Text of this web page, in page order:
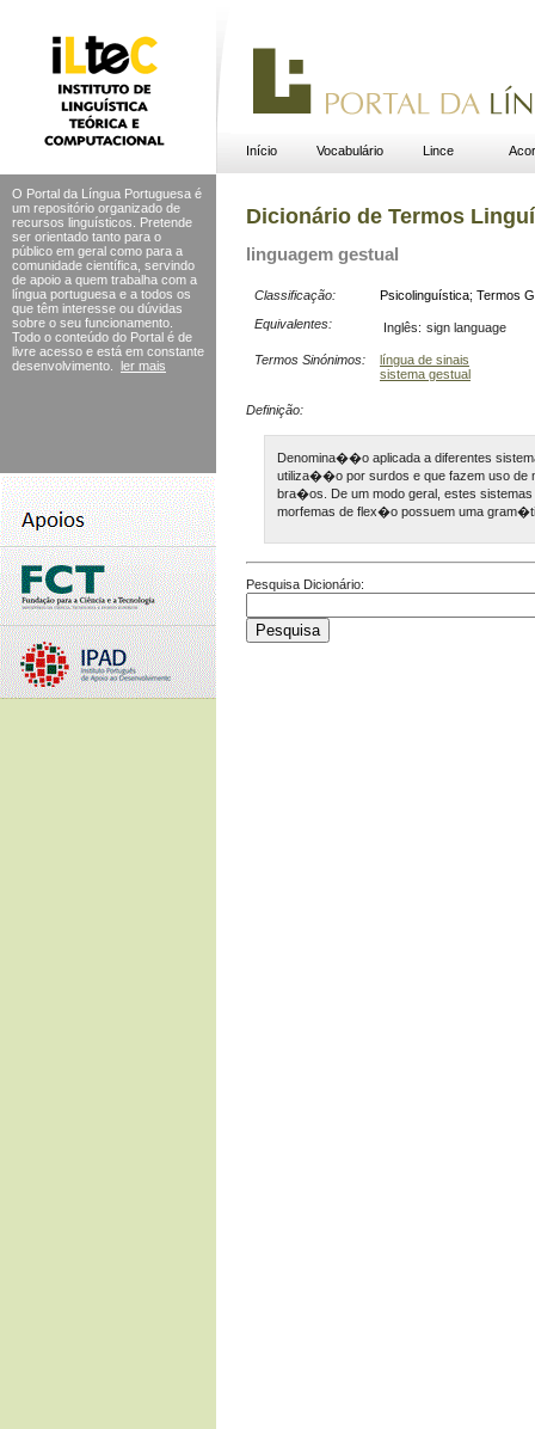
Início Vocabulário Lince
O Portal da Língua Portuguesa é
um repositório organizado de
recursos linguísticos. Pretende
ser orientado tanto para o
público em geral como para a
comunidade científica, servindo
de apoio a quem trabalha com a
língua portuguesa e a todos os
que têm interesse ou dúvidas
sobre o seu funcionamento.
Todo o conteúdo do Portal é de
livre acesso e está em constante
desenvolvimento.
ler mais
Dicionário de Termos
linguagem gestual
Classificação: Psicolinguística; Termos
Equivalentes:
Inglês: sign language
Termos Sinónimos:
língua de sinais
sistema gestual
Definição:
Denomina��o aplicada a diferentes
utiliza��o por surdos e que fazem uso de
bra�os. De um modo geral, estes
morfemas de flex�o possuem uma
Pesquisa Dicionário: